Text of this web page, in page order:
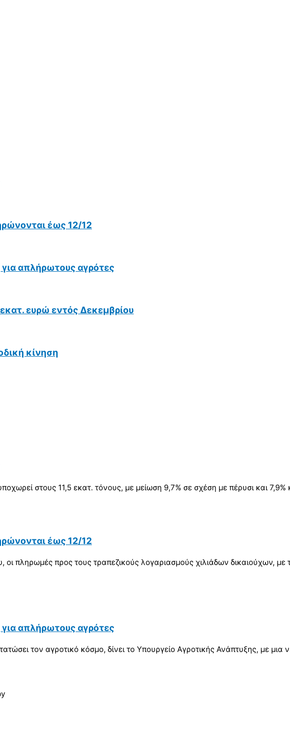
έως 12/12
απλήρωτους αγρότες
ευρώ εντός Δεκεμβρίου
κίνηση
στους 11,5 εκατ. τόνους, με μείωση 9,7% σε σχέση με πέρυσι και
έως 12/12
οι πληρωμές προς τους τραπεζικούς λογαριασμούς χιλιάδων
απλήρωτους αγρότες
τον αγροτικό κόσμο, δίνει το Υπουργείο Αγροτικής Ανάπτυξης, με